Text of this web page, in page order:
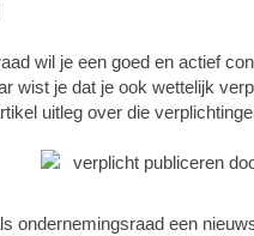
wil je een goed en actief
wist je dat je ook wettelijk
uitleg over die
ondernemingsraad een